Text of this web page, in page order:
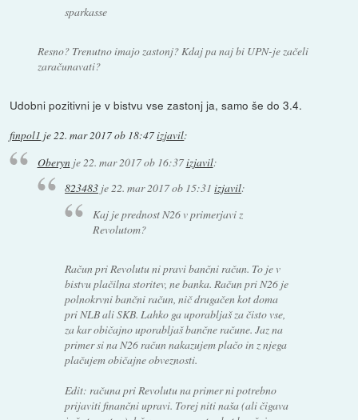
sparkasse
Resno? Trenutno imajo zastonj? Kdaj pa naj bi UPN-je začeli
zaračunavati?
Udobni pozitivni je v bistvu vse zastonj ja, samo še do 3.4.
finpol1 je22. mar 2017 ob 18:47izjavil:
Oberynje 22. mar 2017 ob 16:37izjavil:
823483 je22. mar 2017 ob 15:31 izjavil:
Kaj je prednost N26 v primerjavi z
Revolutom?
Račun pri Revolutu ni pravi bančni račun. To je v
bistvu plačilna storitev, ne banka. Račun pri N26 je
polnokrvni bančni račun, nič drugačen kot doma
pri NLB ali SKB. Lahko ga uporabljaš za čisto vse,
za kar običajno uporabljaš bančne račune. Jaz na
primer si na N26 račun nakazujem plačo in z njega
plačujem običajne obveznosti.
Edit: računa pri Revolutu na primer ni potrebno
prijaviti finančni upravi. Torej niti naša (ali čigava